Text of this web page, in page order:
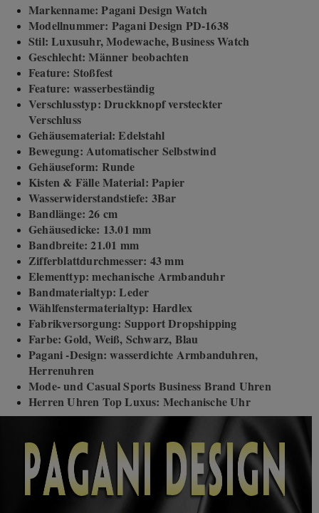
Markenname: Pagani Design Watch
Modellnummer: Pagani Design PD-1638
Stil: Luxusuhr, Modewache, Business Watch
Geschlecht: Männer beobachten
Feature: Stoßfest
Feature: wasserbeständig
Verschlusstyp: Druckknopf versteckter
Verschluss
Gehäusematerial: Edelstahl
Bewegung: Automatischer Selbstwind
Gehäuseform: Runde
Kisten & Fälle Material: Papier
Wasserwiderstandstiefe: 3Bar
Bandlänge: 26 cm
Gehäusedicke: 13.01 mm
Bandbreite: 21.01 mm
Zifferblattdurchmesser: 43 mm
Elementtyp: mechanische Armbanduhr
Bandmaterialtyp: Leder
Wählfenstermaterialtyp: Hardlex
Fabrikversorgung: Support Dropshipping
Farbe: Gold, Weiß, Schwarz, Blau
Pagani -Design: wasserdichte Armbanduhren,
Herrenuhren
Mode- und Casual Sports Business Brand Uhren
Herren Uhren Top Luxus: Mechanische Uhr